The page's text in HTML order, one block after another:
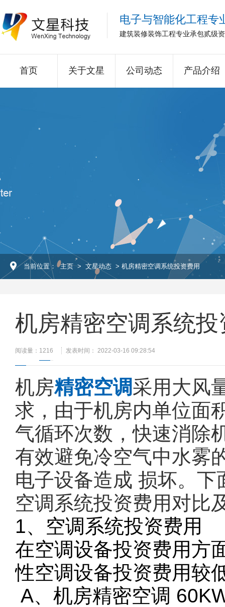
电子与智能化工程专
建筑装修装饰工程专业承包贰级
首页 关于文星 公司动态 产品介绍
当前位置： 主页 > 文星动态 > 机房精密空调系统投资费用
机房精密空调系统投
阅读量： 1216 发表时间： 2022-03-16 09:28:54
机房精密空调采用大风
求，由于机房内单位面
气循环次数，快速消除
有效避免冷空气中水雾
电子设备造成 损坏。
空调系统投资费用对比
1、空调系统投资费用
在空调设备投资费用方
性空调设备投资费用较
A、机房精密空调